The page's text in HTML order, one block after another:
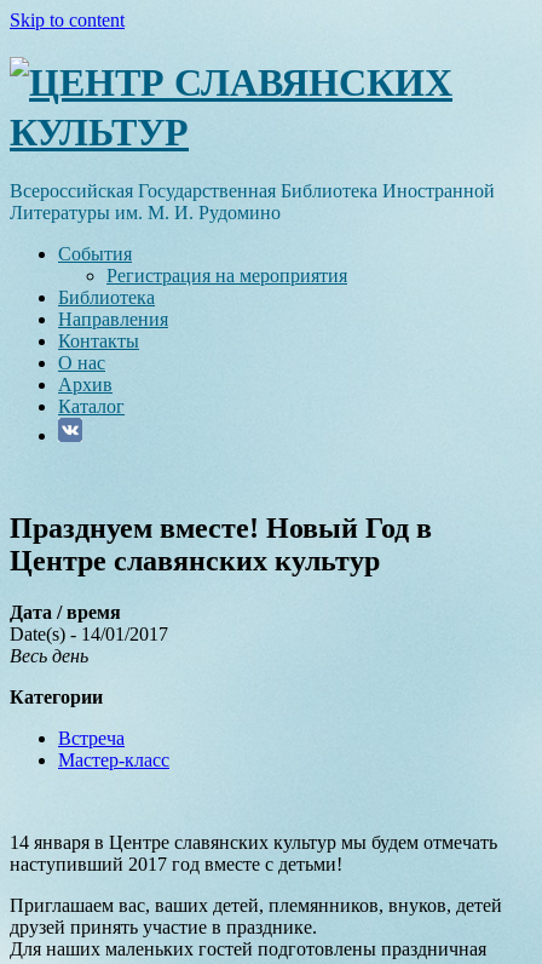
Skip to content
ЦЕНТР СЛАВЯНСКИХ
КУЛЬТУР
Всероссийская Государственная Библиотека Иностранной
Литературы им. М. И. Рудомино
События
Регистрация на мероприятия
Библиотека
Направления
Контакты
О нас
Архив
Каталог
Празднуем вместе! Новый Год в
Центре славянских культур
Дата / время
Date(s) - 14/01/2017
Весь день
Категории
Встреча
Мастер-класс
14 января в Центре славянских культур мы будем отмечать
наступивший 2017 год вместе с детьми!
Приглашаем вас, ваших детей, племянников, внуков, детей
друзей принять участие в празднике.
Для наших маленьких гостей подготовлены праздничная